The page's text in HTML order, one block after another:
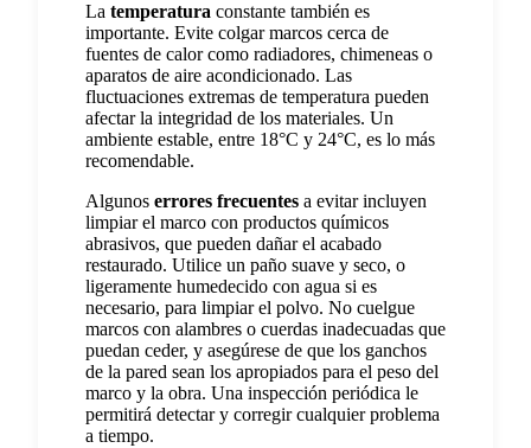
La temperatura constante también es
importante. Evite colgar marcos cerca de
fuentes de calor como radiadores, chimeneas o
aparatos de aire acondicionado. Las
fluctuaciones extremas de temperatura pueden
afectar la integridad de los materiales. Un
ambiente estable, entre 18°C y 24°C, es lo más
recomendable.
Algunos errores frecuentes a evitar incluyen
limpiar el marco con productos químicos
abrasivos, que pueden dañar el acabado
restaurado. Utilice un paño suave y seco, o
ligeramente humedecido con agua si es
necesario, para limpiar el polvo. No cuelgue
marcos con alambres o cuerdas inadecuadas que
puedan ceder, y asegúrese de que los ganchos
de la pared sean los apropiados para el peso del
marco y la obra. Una inspección periódica le
permitirá detectar y corregir cualquier problema
a tiempo.